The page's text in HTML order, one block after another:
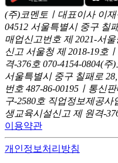
(주)코멘토ㅣ대표이사 이
04512 서울특별시 중구 칠
매업신고번호 제 2021-서
신고 서울청 제 2018-19호
격-376호 070-4154-0804(주)
서울특별시 중구 칠패로
번호 487-86-00195ㅣ통신
구-2580호 직업정보제공사
생교육시설신고 제 원격-
이용약관
개인정보처리방침